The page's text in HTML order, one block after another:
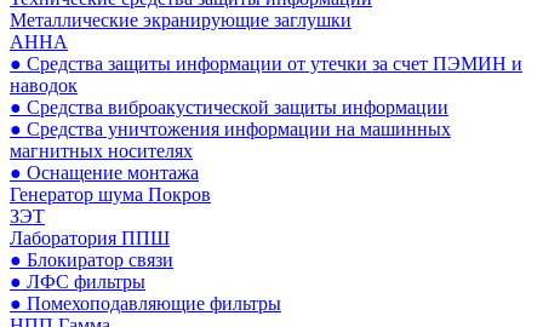
Металлические экранирующие заглушки
АННА
● Средства защиты информации от утечки за счет ПЭМИН и
наводок
● Средства виброакустической защиты информации
● Средства уничтожения информации на машинных
магнитных носителях
● Оснащение монтажа
Генератор шума Покров
ЗЭТ
Лаборатория ППШ
● Блокиратор связи
● ЛФС фильтры
● Помехоподавляющие фильтры